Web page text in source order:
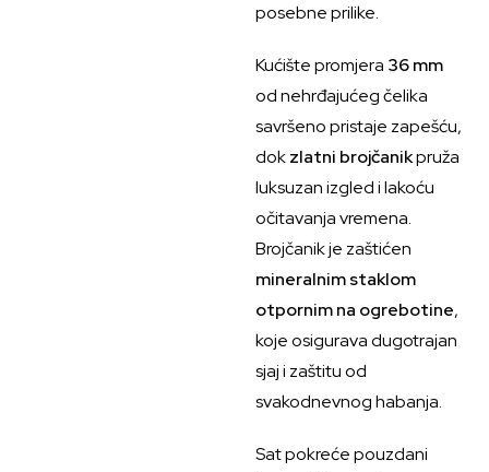
posebne prilike.
Kućište promjera 36 mm
od nehrđajućeg čelika
savršeno pristaje zapešću,
dokzlatni brojčanikpruža
luksuzan izgled i lakoću
očitavanja vremena.
Brojčanik je zaštićen
mineralnim staklom
otpornim na ogrebotine,
koje osigurava dugotrajan
sjaj i zaštitu od
svakodnevnog habanja.
Sat pokreće pouzdani